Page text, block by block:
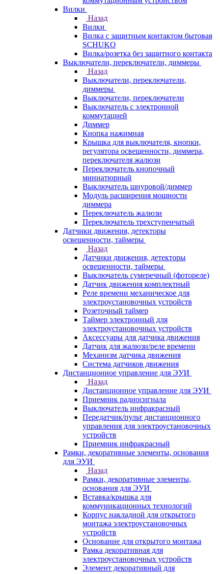
Вилки
Назад
Вилки
Вилка с защитным контактом бытовая
SCHUKO
Вилка/розетка без защитного контакта
Выключатели, переключатели, диммеры
Назад
Выключатели, переключатели,
диммеры
Выключатели, переключатели
Выключатель с электронной
коммутацией
Диммер
Кнопка нажимная
Крышка для выключателя, кнопки,
регулятора освещенности, диммера,
переключателя жалюзи
Переключатель кнопочный
миниатюрный
Выключатель шнуровой/диммер
Модуль расширения мощности
диммера
Переключатель жалюзи
Переключатель трехступенчатый
Датчики движения, детекторы
освещенности, таймеры
Назад
Датчики движения, детекторы
освещенности, таймеры
Выключатель сумеречный (фотореле)
Датчик движения комплектный
Реле времени механическое для
электроустановочных устройств
Розеточный таймер
Таймер электронный для
электроустановочных устройств
Аксессуары для датчика движения
Датчик для жалюзи/реле времени
Механизм датчика движения
Система датчиков движения
Дистанционное управление для ЭУИ
Назад
Дистанционное управление для ЭУИ
Приемник радиосигнала
Выключатель инфракрасный
Передатчик/пульт дистанционного
управления для электроустановочных
устройств
Приемник инфракрасный
Рамки, декоративные элементы, основания
для ЭУИ
Назад
Рамки, декоративные элементы,
основания для ЭУИ
Вставка/крышка для
коммуникационных технологий
Корпус накладной для открытого
монтажа электроустановочных
устройств
Основание для открытого монтажа
Рамка декоративная для
электроустановочных устройств
Элемент декоративный для